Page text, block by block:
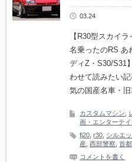
03.24
【R30型スカイ
名乗ったのRS あ
ディZ・S30/S31
わせて読みたい
気の国産名車・
カスタムマシン
画・エンターテイ
fj20 ,r30 シルエ
産 ,西部警察 ,首
コメントを書く